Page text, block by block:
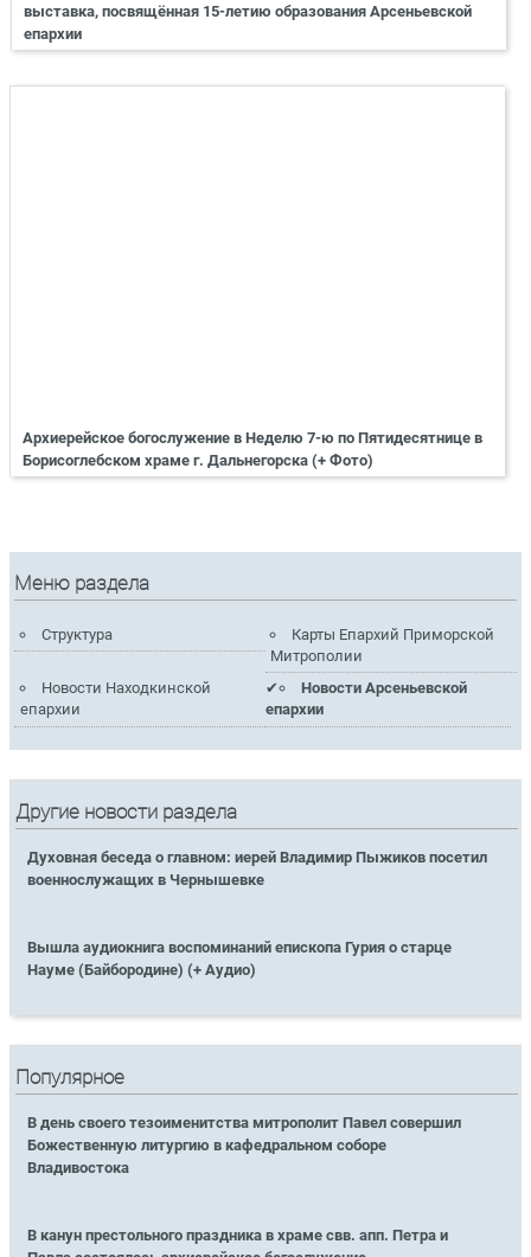
выставка, посвящённая 15-летию образования Арсеньевской
епархии
Архиерейское богослужение в Неделю 7-ю по Пятидесятнице в
Борисоглебском храме г. Дальнегорска (+ Фото)
Меню раздела
Структура
Карты Епархий Приморской
Митрополии
Новости Находкинской
епархии
Новости Арсеньевской
епархии
Другие новости раздела
Духовная беседа о главном: иерей Владимир Пыжиков посетил
военнослужащих в Чернышевке
Вышла аудиокнига воспоминаний епископа Гурия о старце
Науме (Байбородине) (+ Аудио)
Популярное
В день своего тезоименитства митрополит Павел совершил
Божественную литургию в кафедральном соборе
Владивостока
В канун престольного праздника в храме свв. апп. Петра и